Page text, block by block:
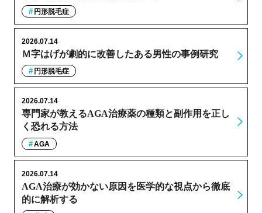
円形脱毛症
Ｍ字はげが劇的に改善したある男性の事例研究
2026.07.14
円形脱毛症
専門家が教えるAGA治療薬の種類と副作用を正し
く恐れる方法
2026.07.14
AGA
AGA治療が効かない原因を医学的な視点から徹底
的に解析する
2026.07.14